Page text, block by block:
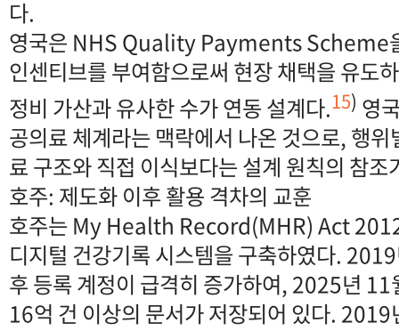
다.
영국은 NHS Quality Payments Scheme
인센티브를 부여함으로써 현장 채택을 유도
정비 가산과 유사한 수가 연동 설계다.15) 영
공의료 체계라는 맥락에서 나온 것으로, 행
료 구조와 직접 이식보다는 설계 원칙의 참조
호주: 제도화 이후 활용 격차의 교훈
호주는 My Health Record(MHR) Act
디지털 건강기록 시스템을 구축하였다.
후 등록 계정이 급격히 증가하여, 2025년
16억 건 이상의 문서가 저장되어 있다.